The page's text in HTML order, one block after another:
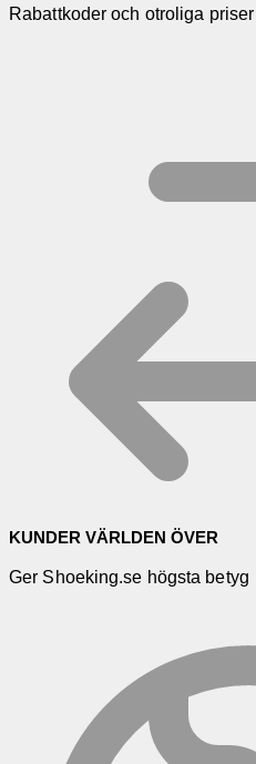
Rabattkoder och otroliga priser
KUNDER VÄRLDEN ÖVER
Ger Shoeking.se högsta betyg